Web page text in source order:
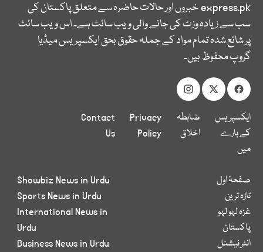
express.pkخبروں اور حالات حاضرہ سے متعلق پاکستان کی
سب سے زیادہ وزٹ کی جانے والی ویب سائٹ ہے۔ اس ویب سائٹ
پر شائع شدہ تمام مواد کے جملہ حقوق بحق ایکسپریس میڈیا
گروپ محفوظ ہیں۔
ایکسپریس
کے بارے
میں
ضابطہ
اخلاق
Privacy
Policy
Contact
Us
صفحۂ اول
تازہ ترین
غزہ لہو لہو
پاکستان
انٹر نیشنل
Showbiz News in Urdu
Sports News in Urdu
International News in
Urdu
Business News in Urdu